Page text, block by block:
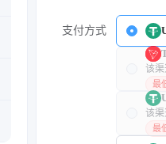
支付方式
该渠
最
该渠
最